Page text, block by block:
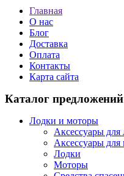
Главная
О нас
Блог
Доставка
Оплата
Контакты
Карта сайта
Каталог предложений
Лодки и моторы
Аксессуары для
Аксессуары для
Лодки
Моторы